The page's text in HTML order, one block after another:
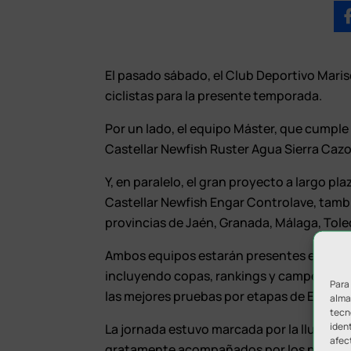
El pasado sábado, el Club Deportivo
ciclistas para la presente temporada.
Por un lado, el equipo Máster, que
Castellar Newfish Ruster Agua Sierra
Y, en paralelo, el gran proyecto a largo
Castellar Newfish Engar Controlave,
provincias de Jaén, Granada, Málaga,
Ambos equipos estarán presentes en
incluyendo copas, rankings y
las mejores pruebas por etapas de
La jornada estuvo marcada por la lluvia,